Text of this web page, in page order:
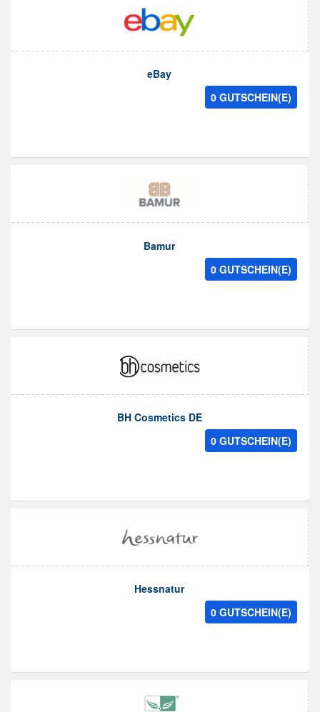
eBay
0 GUTSCHEIN(E)
Bamur
0 GUTSCHEIN(E)
BH Cosmetics DE
0 GUTSCHEIN(E)
Hessnatur
0 GUTSCHEIN(E)